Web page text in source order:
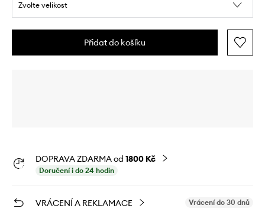
Zvolte velikost
Přidat do košíku
DOPRAVA ZDARMA od 1800 Kč
Doručení i do 24 hodin
VRÁCENÍ A REKLAMACE Vrácení do 30 dnů